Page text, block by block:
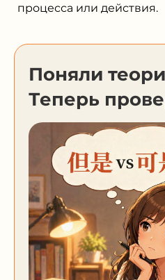
процесса или действия.
Поняли
Теперь